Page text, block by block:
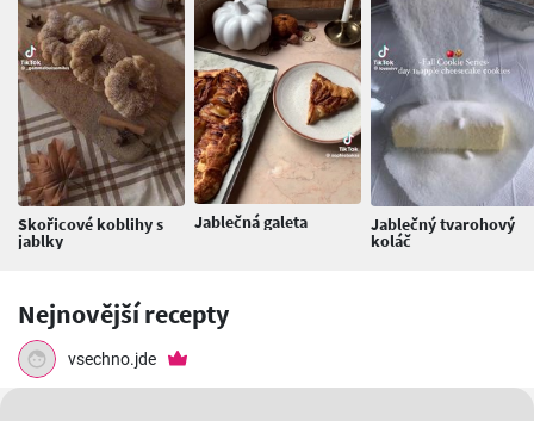
Skořicové koblihy s
jablky
Jablečná galeta Jablečný tvarohový
koláč
Nejnovější recepty
vsechno.jde